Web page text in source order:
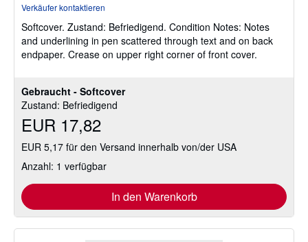
Gebraucht - Softcover
Zustand: Befriedigend
EUR 17,82
EUR 5,17 für den Versand innerhalb von/der USA
Anzahl: 1 verfügbar
In den Warenkorb
5
Sternen
Verkäufer kontaktieren
Softcover. Zustand: Befriedigend. Condition Notes: Notes
and underlining in pen scattered through text and on back
endpaper. Crease on upper right corner of front cover.